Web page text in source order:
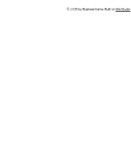
© 2035 by Business Name. Built onWix Studio